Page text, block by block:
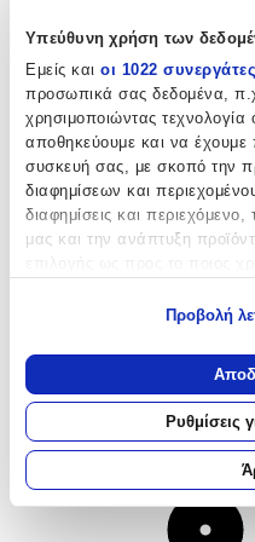
Υπεύθυνη χρήση των
Εμείς και οι 1022
προσωπικά σας δεδομένα,
χρησιμοποιώντας
αποθηκεύουμε και να
συσκευή σας, με σκοπό την
διαφημίσεων και
διαφημίσεις και
μας και την ανάπτυξη
Να συλλέξουμε
σας τοποθεσία, οι οποίες
απόσταση μερικών μέτρων
Να αναγνωρίσουμε τη
για συγκεκριμένα
Μάθετε περισσότερα
προσωπικών σας δεδομένων
ενότητα “Λεπτομέρειες”
Προβολή
Ρυθμίσεις
39
92